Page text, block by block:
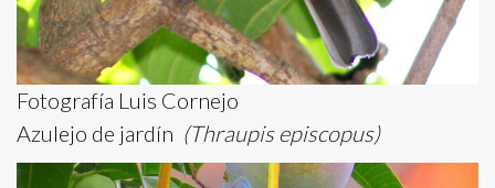
Fotografía Luis Cornejo
Azulejo de jardín (Thraupis episcopus)